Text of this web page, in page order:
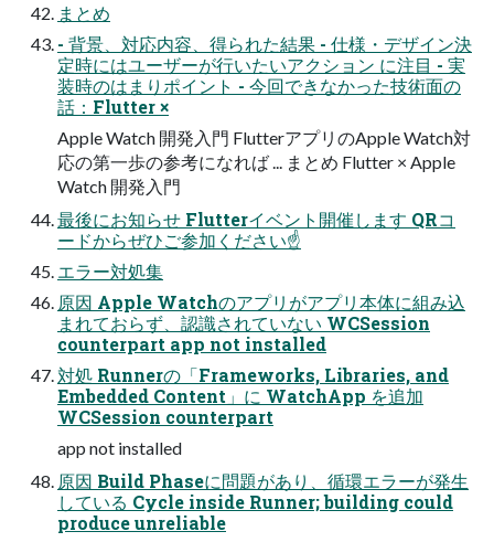
まとめ
- 背景、対応内容、得られた結果 - 仕様・デザイン決
定時にはユーザーが行いたいアクション に注目 - 実
装時のはまりポイント - 今回できなかった技術面の
話：Flutter ×
Apple Watch 開発入門 FlutterアプリのApple Watch対
応の第一歩の参考になれば ... まとめ Flutter × Apple
Watch 開発入門
最後にお知らせ Flutterイベント開催します QRコ
ードからぜひご参加ください☝
エラー対処集
原因 Apple Watchのアプリがアプリ本体に組み込
まれておらず、認識されていない WCSession
counterpart app not installed
対処 Runnerの「Frameworks, Libraries, and
Embedded Content」に WatchApp を追加
WCSession counterpart
app not installed
原因 Build Phaseに問題があり、循環エラーが発生
している Cycle inside Runner; building could
produce unreliable